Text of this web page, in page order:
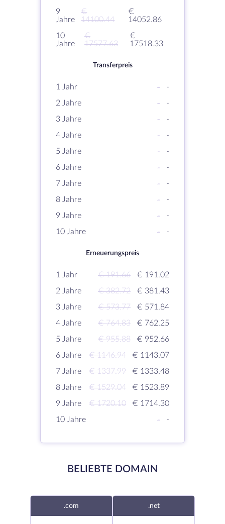
9
Jahre
€
14100.44
€
14052.86
10
Jahre
€
17577.63
€
17518.33
Transferpreis
1 Jahr -
-
2 Jahre
-
-
3 Jahre
-
-
4 Jahre
-
-
5 Jahre
-
-
6 Jahre
-
-
7 Jahre
-
-
8 Jahre
-
-
9 Jahre
-
-
10 Jahre
- -
Erneuerungspreis
1 Jahr € 191.66
€ 191.02
2 Jahre
€ 382.72
€ 381.43
3 Jahre
€ 573.77
€ 571.84
4 Jahre
€ 764.83
€ 762.25
5 Jahre
€ 955.88
€ 952.66
6 Jahre
€ 1146.94
€ 1143.07
7 Jahre
€ 1337.99
€ 1333.48
8 Jahre
€ 1529.04
€ 1523.89
9 Jahre
€ 1720.10
€ 1714.30
10 Jahre
- -
BELIEBTE DOMAIN
.com .net